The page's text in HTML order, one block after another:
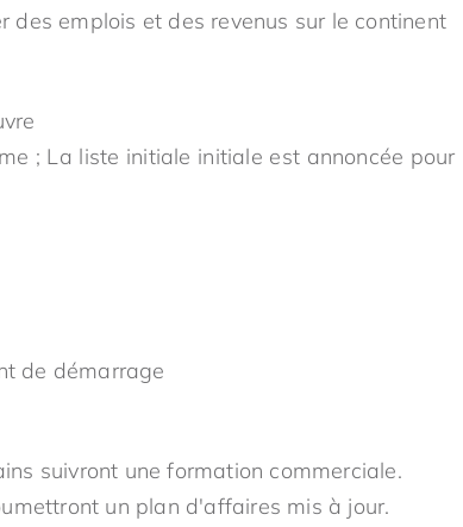
des emplois et des revenus sur le continent
; La liste initiale initiale est annoncée pour
de démarrage
suivront une formation commerciale.
un plan d'affaires mis à jour.